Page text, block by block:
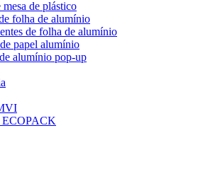
de plástico
folha de alumínio
de folha de alumínio
papel alumínio
alumínio pop-up